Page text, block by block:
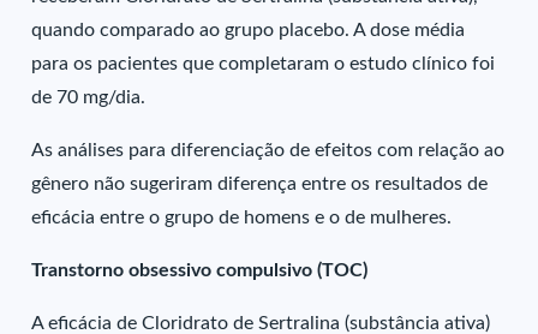
quando comparado ao grupo placebo. A dose média
para os pacientes que completaram o estudo clínico foi
de 70 mg/dia.
As análises para diferenciação de efeitos com relação ao
gênero não sugeriram diferença entre os resultados de
eficácia entre o grupo de homens e o de mulheres.
Transtorno obsessivo compulsivo (TOC)
A eficácia de Cloridrato de Sertralina (substância ativa)